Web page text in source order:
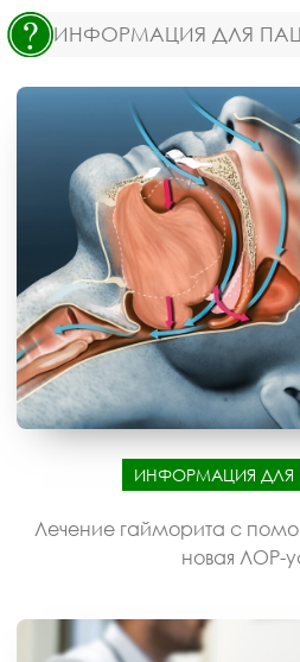
ИНФОРМАЦИЯ ДЛЯ
ИНФОРМАЦИЯ ДЛЯ
Лечение гайморита с
новая ЛОР-